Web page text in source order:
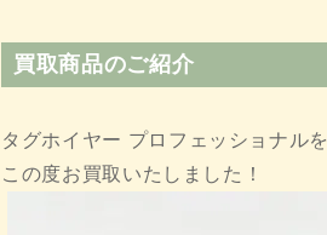
買取商品のご紹介
タグホイヤー プロフェッショナルを
この度お買取いたしました！